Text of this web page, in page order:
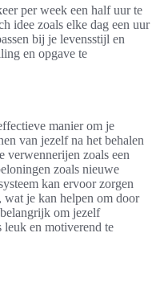
per week een half uur te
idee zoals elke dag een uur
bij je levensstijl en
en opgave te
manier om je
van jezelf na het behalen
verwennerijen zoals een
zoals nieuwe
kan ervoor zorgen
wat je kan helpen om door
om jezelf
leuk en motiverend te